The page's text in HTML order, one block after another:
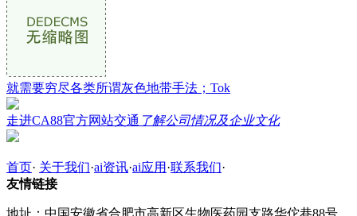
就需要穷尽各类所谓灰色地带手法；Tok
走进CA88官方网站交通 了解公司情况及企业文化
首页· 关于我们·ai资讯·ai应用 ·联系我们·
友情链接